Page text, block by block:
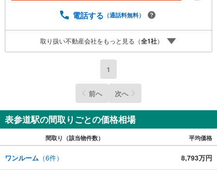
ての対策はお任せください。掲載されている物件は、弊社
い合わせください。※記載賃料等の収入や利回りは、将来に
わたり、得られることを保証するものではありません。※賃
料等については、賃貸中のものについては現在の賃料等
で、空室または所有者居住中等のものについては、周辺の
賃料相場に基づき、満室時を想定して表示しています。
電話する （通話料無料）
取り扱い不動産会社をもっと見る（全1社）
1
前へ 次へ
表参道駅の間取りごとの価格相場
間取り（該当物件数） 平均価格
ワンルーム （6件） 8,793万円